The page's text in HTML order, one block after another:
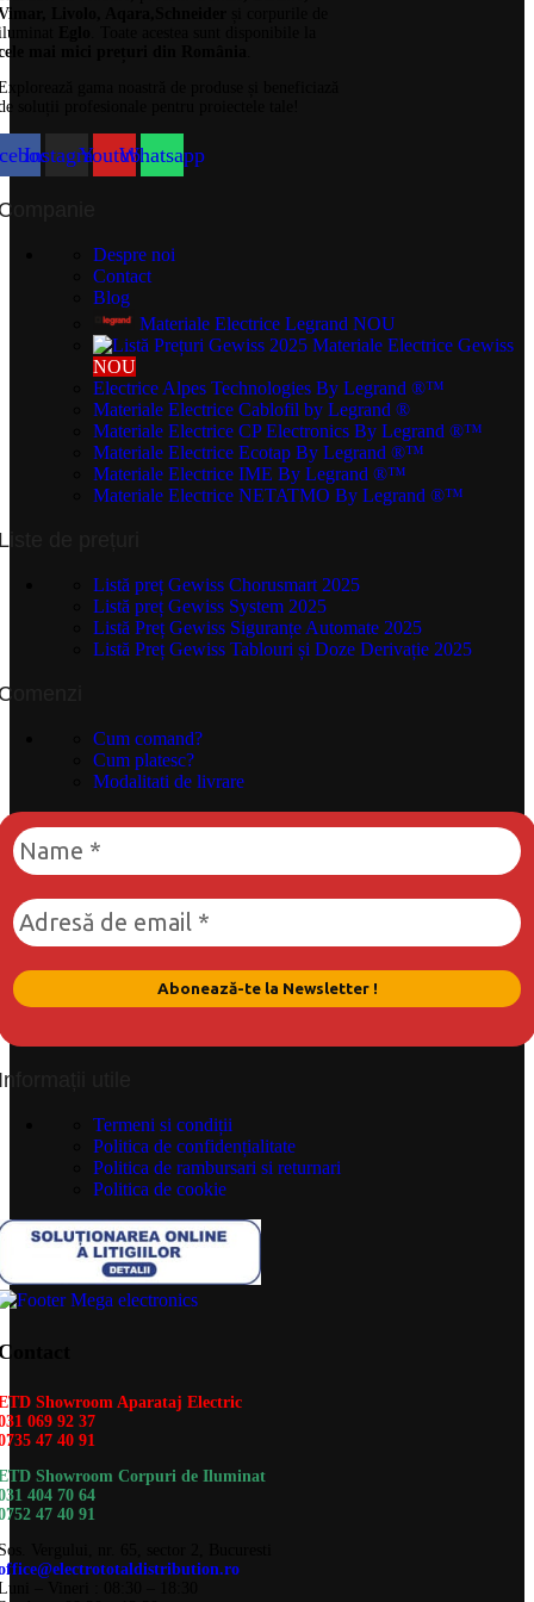
Livolo, Aqara,Schneider
mai mici prețuri din România
gama noastră de produse și beneficiază
soluții profesionale pentru proiectele tale!
InstagramYoutubeWhatsapp
Despre noi
Contact
Blog
Materiale Electrice Legrand NOU
Materiale Electrice Gewiss
NOU
Electrice Alpes Technologies By Legrand ®™
Materiale Electrice Cablofil by Legrand ®
Materiale Electrice CP Electronics By Legrand ®™
Materiale Electrice Ecotap By Legrand ®™
Materiale Electrice IME By Legrand ®™
Materiale Electrice NETATMO By Legrand ®™
de prețuri
Listă preț Gewiss Chorusmart 2025
Listă preț Gewiss System 2025
Listă Preț Gewiss Siguranțe Automate 2025
Listă Preț Gewiss Tablouri și Doze Derivație 2025
Cum comand?
Cum platesc?
Modalitati de livrare
utile
Termeni si condiții
Politica de confidențialitate
Politica de rambursari si returnari
Politica de cookie
Showroom Aparataj Electric
069 92 37
47 40 91
Showroom Corpuri de Iluminat
404 70 64
47 40 91
Vergului, nr. 65, sector 2, Bucuresti
– Vineri : 08:30 – 18:30